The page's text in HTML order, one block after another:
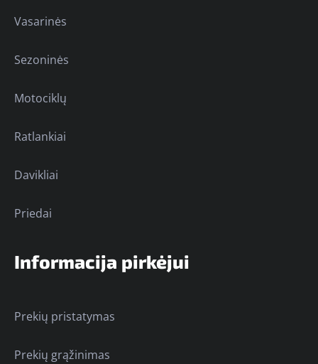
Vasarinės
Sezoninės
Motociklų
Ratlankiai
Davikliai
Priedai
Informacija pirkėjui
Prekių pristatymas
Prekių grąžinimas